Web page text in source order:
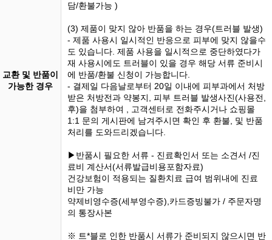
교환 및 반품이
가능한 경우
담/환불가능 )
(3) 제품이 맞지 않아 반품을 하는 경우(트러블 발생)
- 제품 사용시 일시적인 반응으로 피부에 맞지 않을수
도 있습니다. 제품 사용을 일시적으로 중단하였다가
재 사용시에도 트러블이 있을 경우 해당 서류 준비시
에 반품/환불 신청이 가능합니다.
- 결제일 다음날로부터 20일 이내에 피부과에서 처방
받은 처방전과 약봉지, 피부 트러블 발생사진(사용전,
후)을 첨부하여 , 고객센터로 전화주시거나 쇼핑몰
1:1 문의 게시판에 남겨주시면 확인 후 환불, 및 반품
처리를 도와드리겠습니다.
▶반품시 필요한 서류 - 진료확인서 또는 소견서 /진
료비 계산서(서류발급비용포함자료)
건강보험이 적용되는 질환치료 급여 범위내에 진료
비만 가능
약제비영수증(세부영수증),카드증빙불가 / 주문자명
의 통장사본
※ 트*블로 인한 반품시 서류가 준비되지 않으시면 반